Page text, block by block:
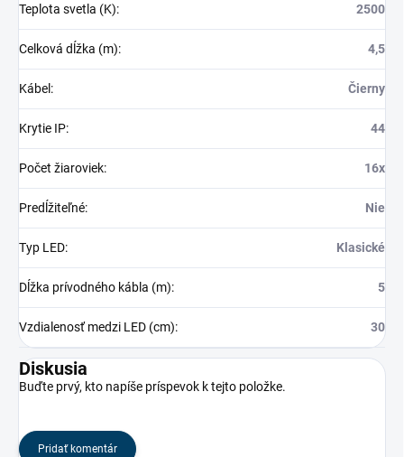
Teplota svetla (K): 2500
Celková dĺžka (m): 4,5
Kábel : Čierny
Krytie IP: 44
Počet žiaroviek: 16x
Predĺžiteľné: Nie
Typ LED: Klasické
Dĺžka prívodného kábla (m): 5
Vzdialenosť medzi LED (cm): 30
Diskusia
Buďte prvý, kto napíše príspevok k tejto položke.
Pridať komentár